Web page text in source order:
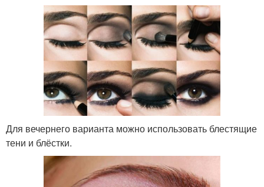
Для вечернего варианта можно использовать блестящие
тени и блёстки.